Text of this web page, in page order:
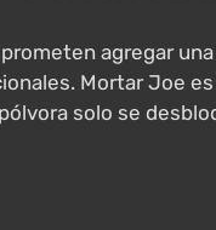
agregar
Mortar Joe
solo se